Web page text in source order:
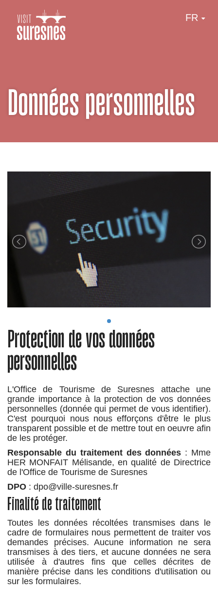
FR
Données personnelles
Protection de vos données
personnelles
L'Office de Tourisme de Suresnes attache une
grande importance à la protection de vos données
personnelles (donnée qui permet de vous identifier).
C'est pourquoi nous nous efforçons d'être le plus
transparent possible et de mettre tout en oeuvre afin
de les protéger.
Responsable du traitement des données : Mme
HER MONFAIT Mélisande, en qualité de Directrice
de l'Office de Tourisme de Suresnes
DPO : dpo@ville-suresnes.fr
Finalité de traitement
Toutes les données récoltées transmises dans le
cadre de formulaires nous permettent de traiter vos
demandes précises. Aucune information ne sera
transmises à des tiers, et aucune données ne sera
utilisée à d'autres fins que celles décrites de
manière précise dans les conditions d'utilisation ou
sur les formulaires.